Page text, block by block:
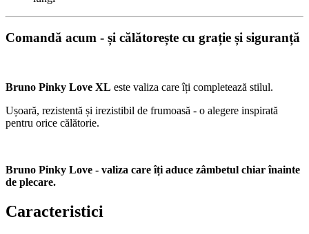
Comandă acum - și călătorește cu grație și siguranță
Bruno Pinky Love XL este valiza care îți completează stilul.
Ușoară, rezistentă și irezistibil de frumoasă - o alegere inspirată
pentru orice călătorie.
Bruno Pinky Love - valiza care îți aduce zâmbetul chiar înainte
de plecare.
Caracteristici